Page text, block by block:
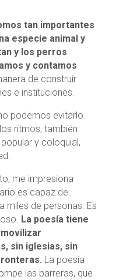
tan importantes
especie animal y
y los perros
y contamos
de construir
e instituciones.
podemos evitarlo.
ritmos, también
y coloquial,
me impresiona
es capaz de
miles de personas. Es
La poesía tiene
sin iglesias, sin
La poesía
las barreras, que